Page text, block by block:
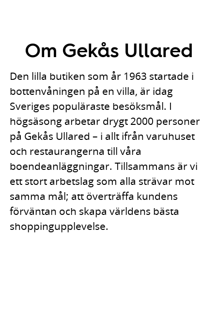
Om Gekås Ullared
Den lilla butiken som år 1963 startade i
bottenvåningen på en villa, är idag
Sveriges populäraste besöksmål. I
högsäsong arbetar drygt 2000 personer
på Gekås Ullared – i allt ifrån varuhuset
och restaurangerna till våra
boendeanläggningar. Tillsammans är vi
ett stort arbetslag som alla strävar mot
samma mål; att överträffa kundens
förväntan och skapa världens bästa
shoppingupplevelse.